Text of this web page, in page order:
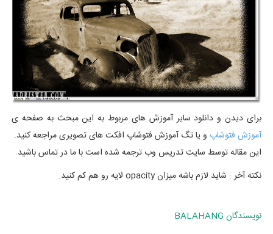
برای دیدن و دانلود سایر آموزش های مربوط به این مبحث به صفحه ی
آموزش فتوشاپ و یا تگ آموزش فتوشاپ افکت های تصویری مراجعه کنید.
این مقاله توسط سایت تدریس وب ترجمه شده است با ما در تماس باشید.
نکته آخر : شاید لازم باشه میزان opacity لایه رو هم کم کنید.
نويسندگان BALAHANG